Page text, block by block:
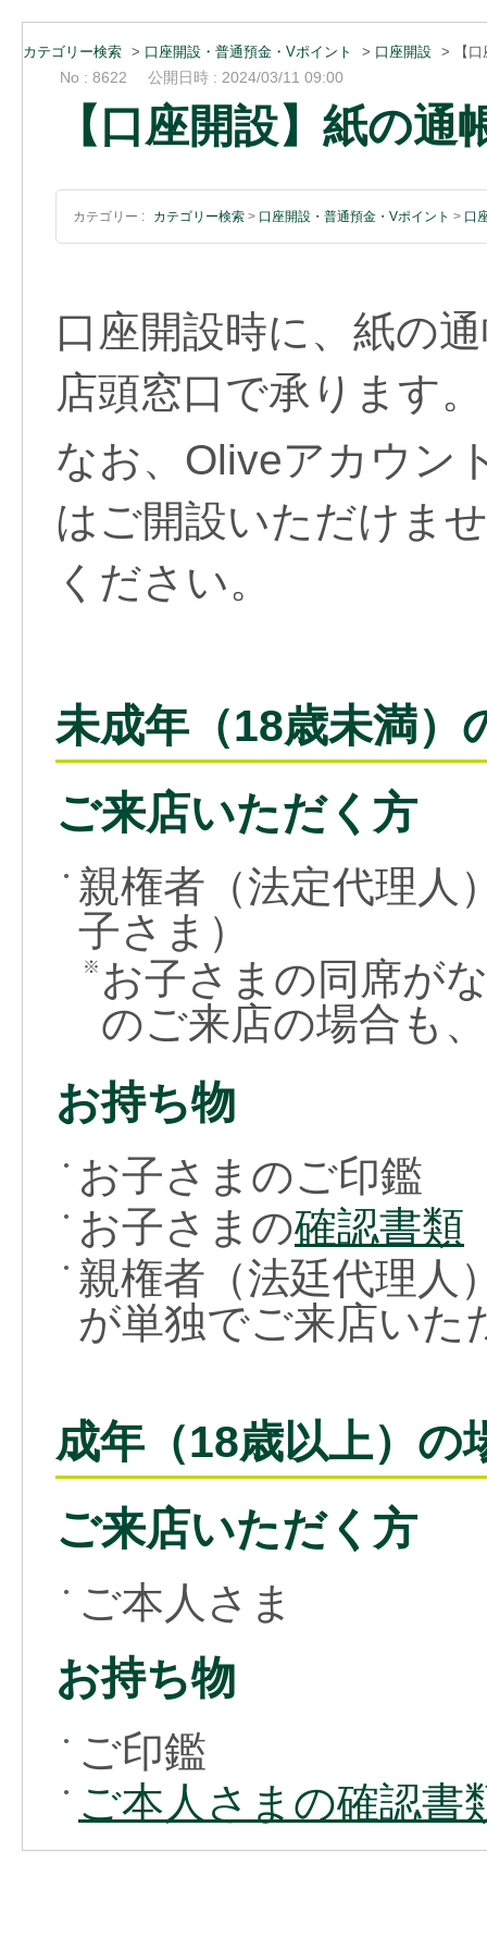
カテゴリー検索 > 口座開設・普通預金・Vポイント > 口座開設 > 【
No : 8622 公開日時 : 2024/03/11 09:00
【口座開設】紙の
カテゴリー : カテゴリー検索 > 口座開設・普通預金・Vポイント > 口
口座開設時に、紙の
店頭窓口で承ります。
なお、Oliveアカウン
はご開設いただけま
ください。
未成年（18歳未満）
ご来店いただく方
●
親権者（法定代理人
子さま）
※ お子さまの同席が
のご来店の場合も
お持ち物
● お子さまのご印鑑
● お子さまの確認書類
●
親権者（法廷代理人
が単独でご来店いた
成年（18歳以上）の
ご来店いただく方
● ご本人さま
お持ち物
● ご印鑑
● ご本人さまの確認書